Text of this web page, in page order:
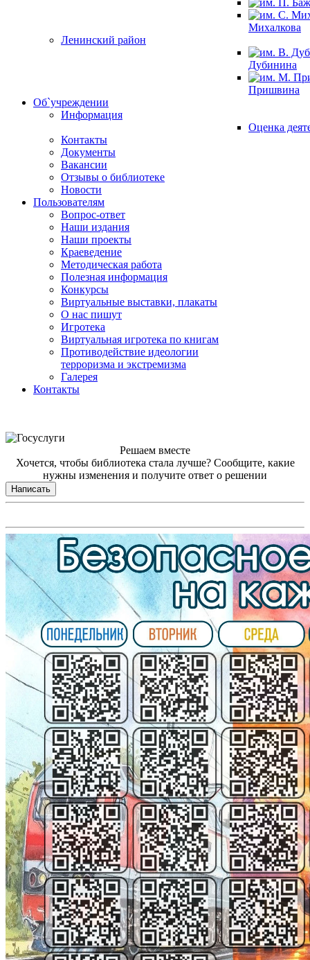
Михалкова
Ленинский район
Дубинина
Пришвина
Об`учреждении
Информация
Оценка
Контакты
Документы
Вакансии
Отзывы о библиотеке
Новости
Пользователям
Вопрос-ответ
Наши издания
Наши проекты
Краеведение
Методическая работа
Полезная информация
Конкурсы
Виртуальные выставки, плакаты
О нас пишут
Игротека
Виртуальная игротека по книгам
Противодействие идеологии
терроризма и экстремизма
Галерея
Контакты
Решаем вместе
Хочется, чтобы библиотека стала лучше? Сообщите, какие
нужны изменения и получите ответ о решении
Написать